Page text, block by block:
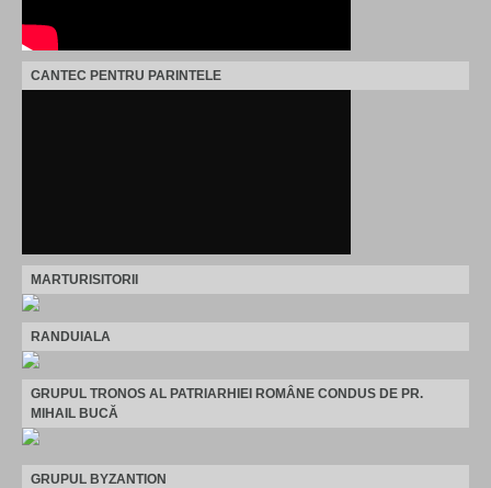
CANTEC PENTRU PARINTELE
MARTURISITORII
RANDUIALA
GRUPUL TRONOS AL PATRIARHIEI ROMÂNE CONDUS DE PR.
MIHAIL BUCĂ
GRUPUL BYZANTION